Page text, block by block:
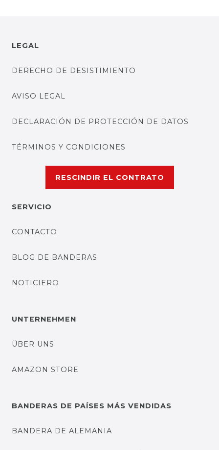
LEGAL
DERECHO DE DESISTIMIENTO
AVISO LEGAL
DECLARACIÓN DE PROTECCIÓN DE DATOS
TÉRMINOS Y CONDICIONES
RESCINDIR EL CONTRATO
SERVICIO
CONTACTO
BLOG DE BANDERAS
NOTICIERO
UNTERNEHMEN
ÜBER UNS
AMAZON STORE
BANDERAS DE PAÍSES MÁS VENDIDAS
BANDERA DE ALEMANIA